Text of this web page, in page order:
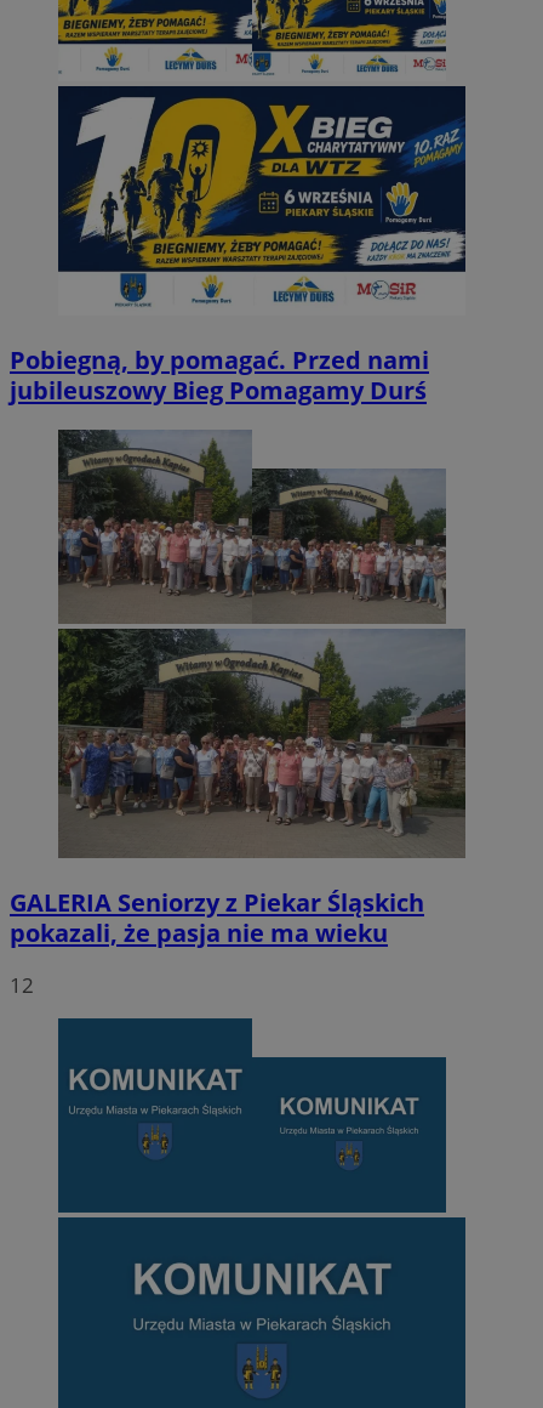
Pobiegną, by pomagać. Przed nami
jubileuszowy Bieg Pomagamy Durś
GALERIA Seniorzy z Piekar Śląskich
pokazali, że pasja nie ma wieku
12